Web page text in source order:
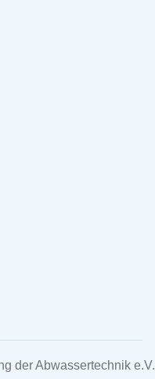
der Abwassertechnik e.V.